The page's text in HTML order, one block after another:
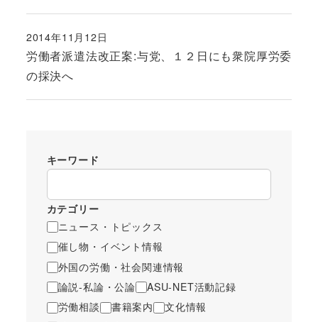
労働者派遣法改正案:与党、１２日にも衆院厚労委
の採決へ
投稿日
2014年11月12日
キーワード
カテゴリー
ニュース・トピックス
催し物・イベント情報
外国の労働・社会関連情報
論説-私論・公論
ASU-NET活動記録
労働相談
書籍案内
文化情報